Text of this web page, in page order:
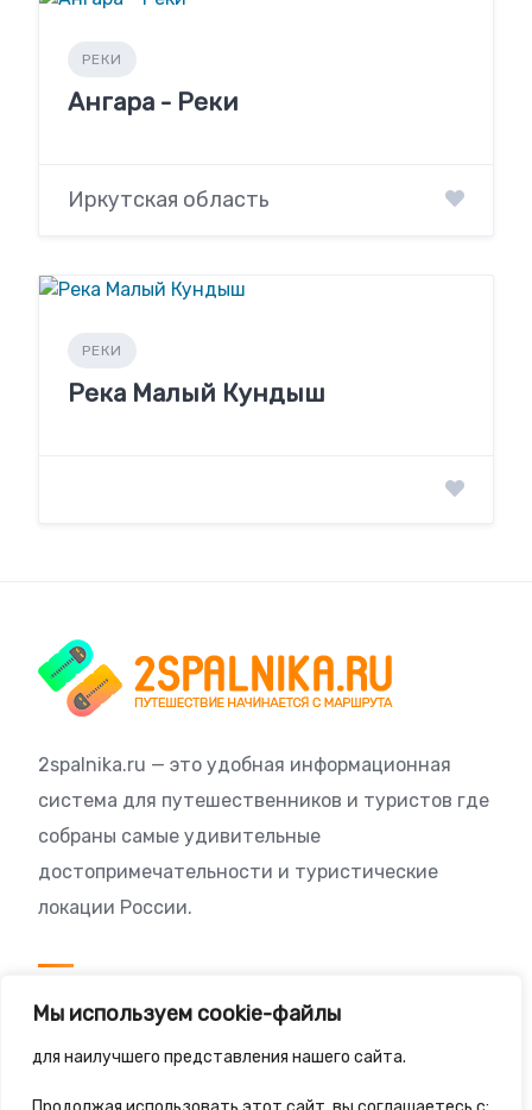
Мы используем cookie-файлы
для наилучшего представления нашего сайта.
РЕКИ
Ангара - Реки
Иркутская область
РЕКИ
Река Малый Кундыш
2spalnika.ru — это удобная информационная
система для путешественников и туристов где
собраны самые удивительные
достопримечательности и туристические
локации России.